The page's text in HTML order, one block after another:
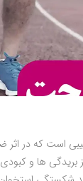
است که در اثر
بریدگی ها و